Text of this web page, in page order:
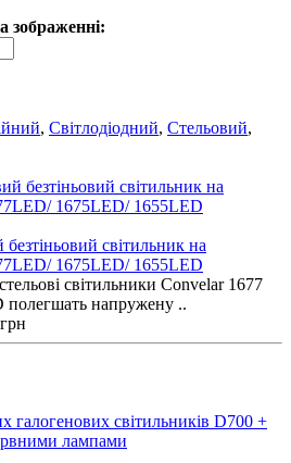
зображенні:
, Світлодіодний, Стельовий,
світильник на
1675LED/ 1655LED
світильники Convelar 1677
напружену ..